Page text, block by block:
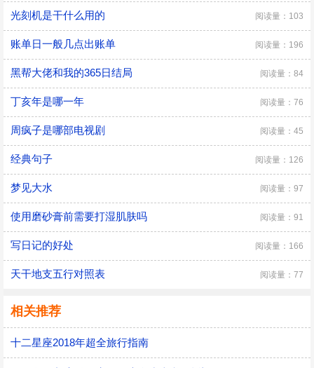
光刻机是干什么用的 阅读量：103
账单日一般几点出账单 阅读量：196
黑帮大佬和我的365日结局 阅读量：84
丁亥年是哪一年 阅读量：76
周疯子是哪部电视剧 阅读量：45
经典句子 阅读量：126
梦见大水 阅读量：97
使用磨砂膏前需要打湿肌肤吗 阅读量：91
写日记的好处 阅读量：166
天干地支五行对照表 阅读量：77
相关推荐
十二星座2018年超全旅行指南